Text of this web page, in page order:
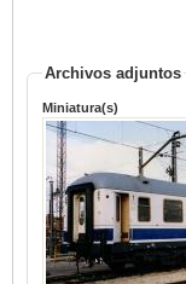
Archivos adjuntos
Miniatura(s)